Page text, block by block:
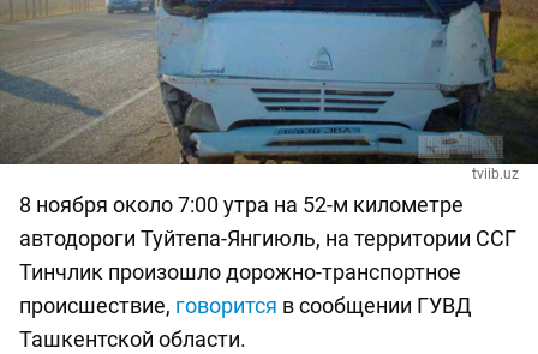
tviib.uz
8 ноября около 7:00 утра на 52-м километре
автодороги Туйтепа-Янгиюль, на территории ССГ
Тинчлик произошло дорожно-транспортное
происшествие, говорится в сообщении ГУВД
Ташкентской области.